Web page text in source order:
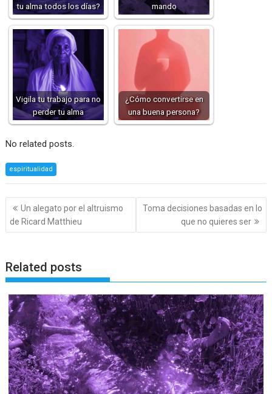
tu alma todos los días?
mando
Vigila tu trabajo para no
perder tu alma
¿Cómo convertirse en
una buena persona?
No related posts.
espiritualidad
Navegación
de
entradas
Un alegato por el altruismo
de Ricard Matthieu
Toma decisiones basadas en lo
que no quieres ser
Related posts